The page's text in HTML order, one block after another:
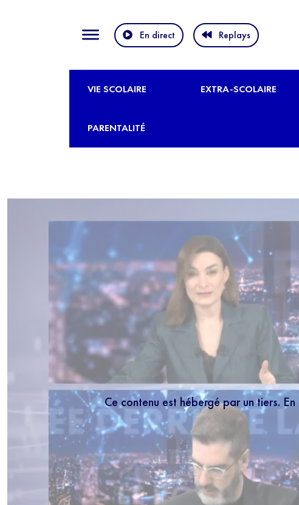
En direct Replays
VIE SCOLAIRE EXTRA-SCOLAIRE
PARENTALITÉ
Ce contenu est hébergé par un tiers.